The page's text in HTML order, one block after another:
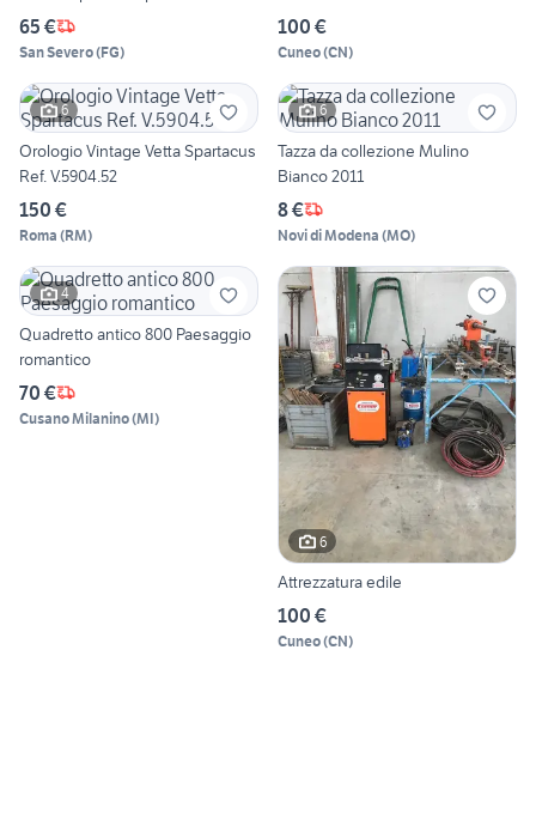
65 €
San Severo(FG)
100 €
Cuneo(CN)
6
Orologio Vintage Vetta Spartacus
Ref. V.5904.52
150 €
Roma (RM)
6
Tazza da collezione Mulino
Bianco 2011
8 €
Novi di Modena (MO)
4
Quadretto antico 800 Paesaggio
romantico
70 €
Cusano Milanino(MI)
6
Attrezzatura edile
100 €
Cuneo(CN)